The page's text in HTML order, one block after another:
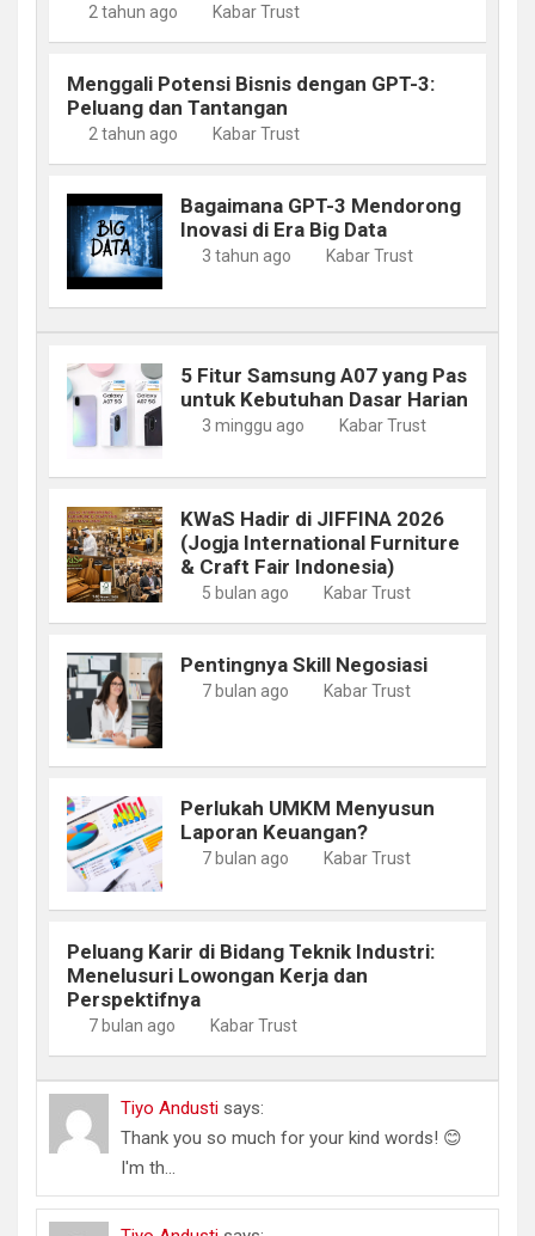
2 tahun ago Kabar Trust
Menggali Potensi Bisnis dengan GPT-3:
Peluang dan Tantangan
2 tahun ago Kabar Trust
Bagaimana GPT-3 Mendorong
Inovasi di Era Big Data
3 tahun ago Kabar Trust
5 Fitur Samsung A07 yang Pas
untuk Kebutuhan Dasar Harian
3 minggu ago Kabar Trust
KWaS Hadir di JIFFINA 2026
(Jogja International Furniture
& Craft Fair Indonesia)
5 bulan ago Kabar Trust
Pentingnya Skill Negosiasi
7 bulan ago Kabar Trust
Perlukah UMKM Menyusun
Laporan Keuangan?
7 bulan ago Kabar Trust
Peluang Karir di Bidang Teknik Industri:
Menelusuri Lowongan Kerja dan
Perspektifnya
7 bulan ago Kabar Trust
Tiyo Andusti says:
Thank you so much for your kind words! 😊
I'm th...